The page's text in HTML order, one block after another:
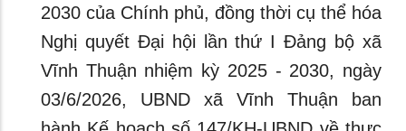
2030 của Chính phủ, đồng thời cụ thể hóa
Nghị quyết Đại hội lần thứ I Đảng bộ xã
Vĩnh Thuận nhiệm kỳ 2025 - 2030, ngày
03/6/2026, UBND xã Vĩnh Thuận ban